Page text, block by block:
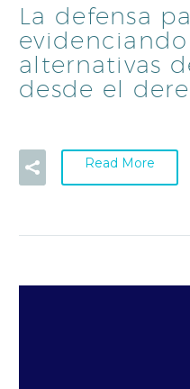
La defensa
alternativas
desde el
Read More